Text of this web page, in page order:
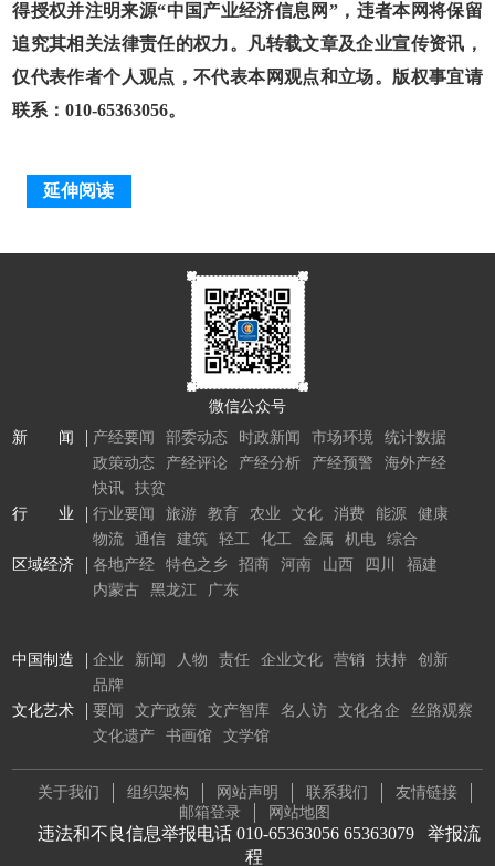
得授权并注明来源“中国产业经济信息网”，违者本网将保留
追究其相关法律责任的权力。凡转载文章及企业宣传资讯，
仅代表作者个人观点，不代表本网观点和立场。版权事宜请
联系：010-65363056。
延伸阅读
微信公众号
新 闻
产经要闻 部委动态 时政新闻 市场环境
统计数据
政策动态
产经评论 产经分析 产经预警
海外产经
快讯
扶贫
行 业
行业要闻 旅游 教育 农业 文化 消费 能源
健康
物流
通信 建筑 轻工 化工 金属 机电
综合
区域经济
各地产经 特色之乡 招商 河南 山西 四川
福建
内蒙古
黑龙江 广东
中国制造 企业 新闻 人物 责任 企业文化 营销 扶持
创新
品牌
文化艺术
要闻 文产政策 文产智库 名人访 文化名企
丝路观察
文化遗产
书画馆 文学馆
关于我们 组织架构 网站声明 联系我们
友情链接
邮箱登录
网站地图
违法和不良信息举报电话 010-65363056 65363079 举报流
程